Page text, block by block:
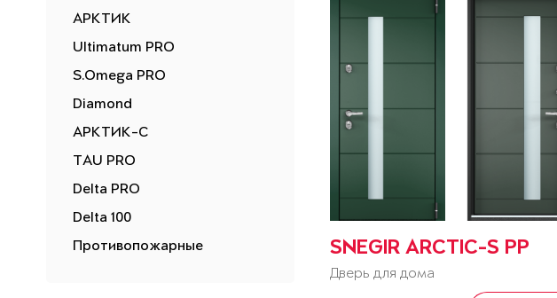
АРКТИК
Ultimatum PRO
S.Omega PRO
Diamond
АРКТИК-С
TAU PRO
Delta PRO
Delta 100
Противопожарные
SNEGIR ARCTIC-S PP
Дверь для дома